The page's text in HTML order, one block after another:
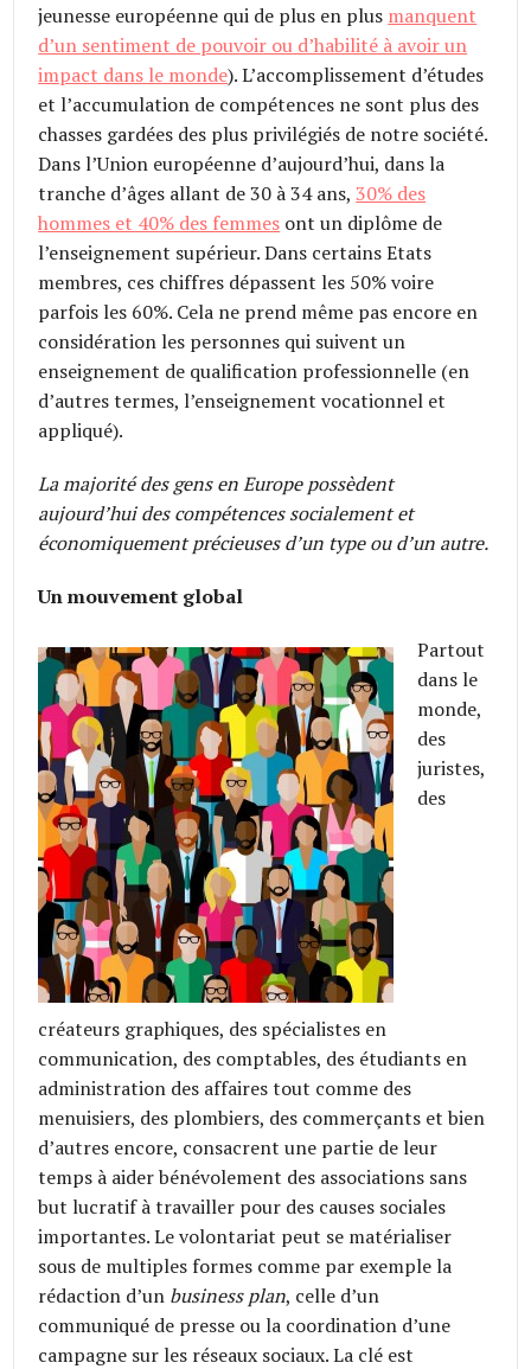
jeunesse européenne qui de plus en plus manquent
d’un sentiment de pouvoir ou d’habilité à avoir un
impact dans le monde). L’accomplissement d’études
et l’accumulation de compétences ne sont plus des
chasses gardées des plus privilégiés de notre société.
Dans l’Union européenne d’aujourd’hui, dans la
tranche d’âges allant de 30 à 34 ans, 30% des
hommes et 40% des femmes ont un diplôme de
l’enseignement supérieur. Dans certains Etats
membres, ces chiffres dépassent les 50% voire
parfois les 60%. Cela ne prend même pas encore en
considération les personnes qui suivent un
enseignement de qualification professionnelle (en
d’autres termes, l’enseignement vocationnel et
appliqué).
La majorité des gens en Europe possèdent
aujourd’hui des compétences socialement et
économiquement précieuses d’un type oud’un autre.
Un mouvement global
Partout
dans le
monde,
des
juristes,
des
créateurs graphiques, des spécialistes en
communication, des comptables, des étudiants en
administration des affaires tout comme des
menuisiers, des plombiers, des commerçants et bien
d’autres encore, consacrent une partie de leur
temps à aider bénévolement des associations sans
but lucratif à travailler pour des causes sociales
importantes. Le volontariat peut se matérialiser
sous de multiples formes comme par exemple la
rédaction d’un business plan, celle d’un
communiqué de presse ou la coordination d’une
campagne sur les réseaux sociaux. La clé est